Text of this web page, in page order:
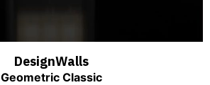
DesignWalls
Geometric Classic